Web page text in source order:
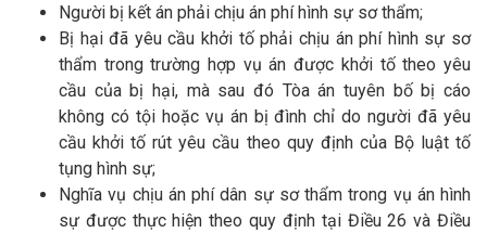
Người bị kết án phải chịu án phí hình sự sơ thẩm;
Bị hại đã yêu cầu khởi tố phải chịu án phí hình sự sơ
thẩm trong trường hợp vụ án được khởi tố theo yêu
cầu của bị hại, mà sau đó Tòa án tuyên bố bị cáo
không có tội hoặc vụ án bị đình chỉ do người đã yêu
cầu khởi tố rút yêu cầu theo quy định của Bộ luật tố
tụng hình sự;
Nghĩa vụ chịu án phí dân sự sơ thẩm trong vụ án hình
sự được thực hiện theo quy định tại Điều 26 và Điều